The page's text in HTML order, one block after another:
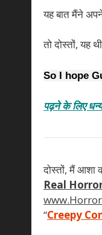
यह बात मैंने
तो दोस्तों, यह
So I hope
पढ़ने के लिए
दोस्तों, मैं आशा
Real
“Creepy